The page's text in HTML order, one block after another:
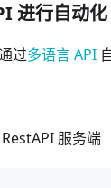
进行自动化
过多语言 API
服务端